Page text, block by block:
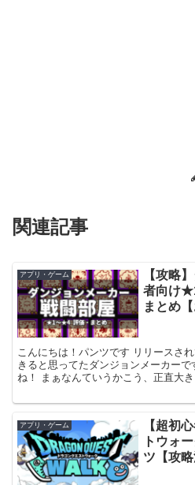
関連記事
アプリ・ゲーム
【攻略
者向け
まとめ【
こんにちは！パンツです リリースさ
きると思ってたダンジョンメーカー
ね！ まぁなんていうかこう、正直大
アプリ・ゲーム
【超初
トウォ
ツ【攻略